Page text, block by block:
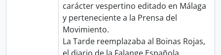
carácter vespertino editado en Málaga
y perteneciente a la Prensa del
Movimiento.​
La Tarde reemplazaba al Boinas Rojas,​